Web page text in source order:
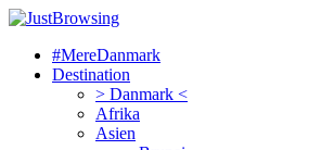
#MereDanmark
Destination
> Danmark <
Afrika
Asien